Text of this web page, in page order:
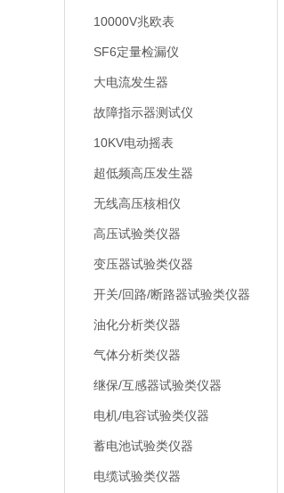
10000V兆欧表
SF6定量检漏仪
大电流发生器
故障指示器测试仪
10KV电动摇表
超低频高压发生器
无线高压核相仪
高压试验类仪器
变压器试验类仪器
开关/回路/断路器试验类仪器
油化分析类仪器
气体分析类仪器
继保/互感器试验类仪器
电机/电容试验类仪器
蓄电池试验类仪器
电缆试验类仪器